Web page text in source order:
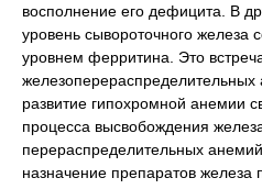
восполнение его дефицита. В
уровень сывороточного железа
уровнем ферритина. Это
развитие гипохромной анемии
процесса высвобождения
перераспределительных
назначение препаратов